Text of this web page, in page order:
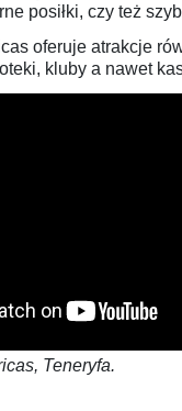
posiłki, czy też
oferuje atrakcje
kluby a nawet
Teneryfa.